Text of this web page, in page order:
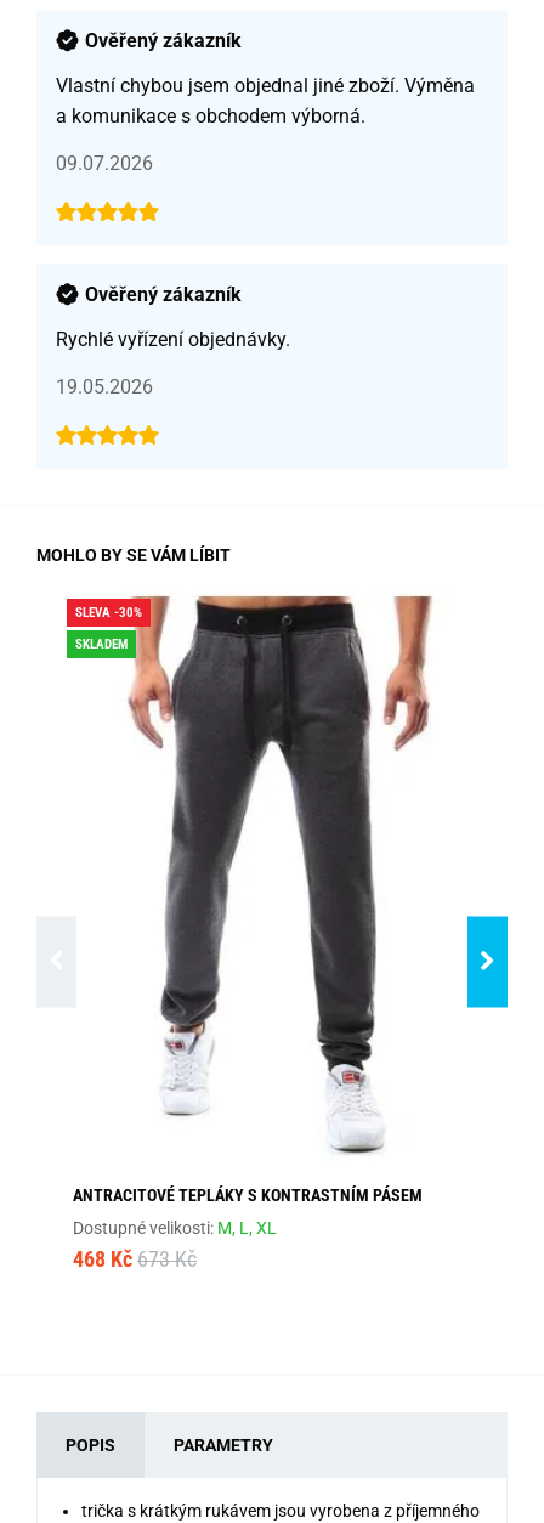
Ověřený zákazník
Vlastní chybou jsem objednal jiné zboží. Výměna
a komunikace s obchodem výborná.
09.07.2026
Ověřený zákazník
Rychlé vyřízení objednávky.
19.05.2026
MOHLO BY SE VÁM LÍBIT
SLEVA -30%
SKLADEM
ANTRACITOVÉ TEPLÁKY S KONTRASTNÍM PÁSEM
Dostupné velikosti: M, L,XL
468 Kč 673 Kč
POPIS PARAMETRY
trička s krátkým rukávem jsou vyrobena z příjemného